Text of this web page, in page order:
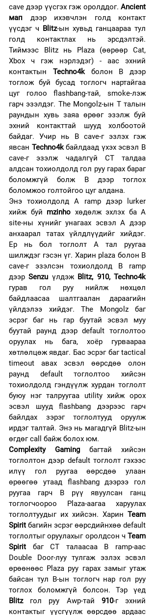
cave дээр үүсгэх гэж оролддог. Ancient
мап дээр ихэвчлэн голд контакт
үүсдэг ч Blitz-ын хувьд ганцаараа тул
голд контактлах нь эрсдэлтэй.
Тиймээс Blitz нь Plaza (өөрөөр Cat,
Xbox ч гэж нэрлэдэг) - аас эхний
контактын Techno4k болон B дээр
тоглож буй бусад тоглогч нартайгаа
цуг голоо flashbang-тай, smoke-лэж
гарч эзэлдэг. The Mongolz-ын Т талын
раундын хувь заяа өрөөг эзэлж буй
эхний контакттай шууд холбоотой
байдаг. Учир нь В cave-г эзлэх гэж
явсан Techno4k байлдаад үхэх эсвэл В
саve-г эзэлж чадалгүй СТ талдаа
алдсан тохиолдолд гол руу гарах бараг
боломжгүй болж B дээр тоглох
боломжоо голтойгоо цуг алдана.
Энэ тохиолдолд А ramp дээр lurker
хийж буй mzinho хөдөлж эхлэх ба А
site-ны хүнийг унагаах эсвэл А дээр
анхаарал татах үйлдлүүдийг хийдэг.
Ер нь бол тоглолт А тал руугаа
шилждэг гэсэн үг. Харин plaza болон B
cave-г эзэлсэн тохиолдолд В ramp
дээр Senzu үлдэж Blitz, 910, Techno4k
гурав гол руу нийлж нөхцөл
байдлаасаа шалтгаалан дараагийн
үйлдэлээ хийдэг. The Mongolz баг
эсрэг баг нь гар буутай эсвэл муу
буутай раунд дээр default тоглолтоо
оруулах нь бага, хоёр гурваараа
хөтлөлцөж явдаг. Бас эсрэг баг tactical
timeout авах эсвэл өөрсдөө олон
раунд default тоглолтоо хийсэн
тохиолдолд гэндүүлж хурдан тоглолт
буюу нэг талруугаа utility хийж орох
эсвэл шууд flashbang дээрээс гарч
байлдах зэрэг тоглолтууд оруулж
ирдэг талтай. Энэ нь магадгүй Blitz-ын
өгдөг call байж болох юм.
Complexity Gaming багтай хийсэн
тоглолтон дээр default тоглолт гэхээс
илүү гол руугаа өөрсдөө улаан
өрөөгөө утаад flashbang дээрээ гол
руугаа гарч B рүү явуулсан ганц
тоглогчоороо Plaza-аагаа харуулах
тоглолтуудыг их хийсэн. Харин Team
Spirit багийн эсрэг өөрсдийнхөө default
тоглолтыг оруулахыг оролдсон ч Team
Spirit баг СТ талаасаа В ramp-aac
Double Door-луу тулгаж эзлэх эсвэл
өрөөнөөс Plaza руу гарах замыг утаж
байсан тул В-ын тоглогч нар гол руу
Blitz гол руу Awp-тай 910-г эхний
контактыг үүсгүүлж өөрсдөө ардаас